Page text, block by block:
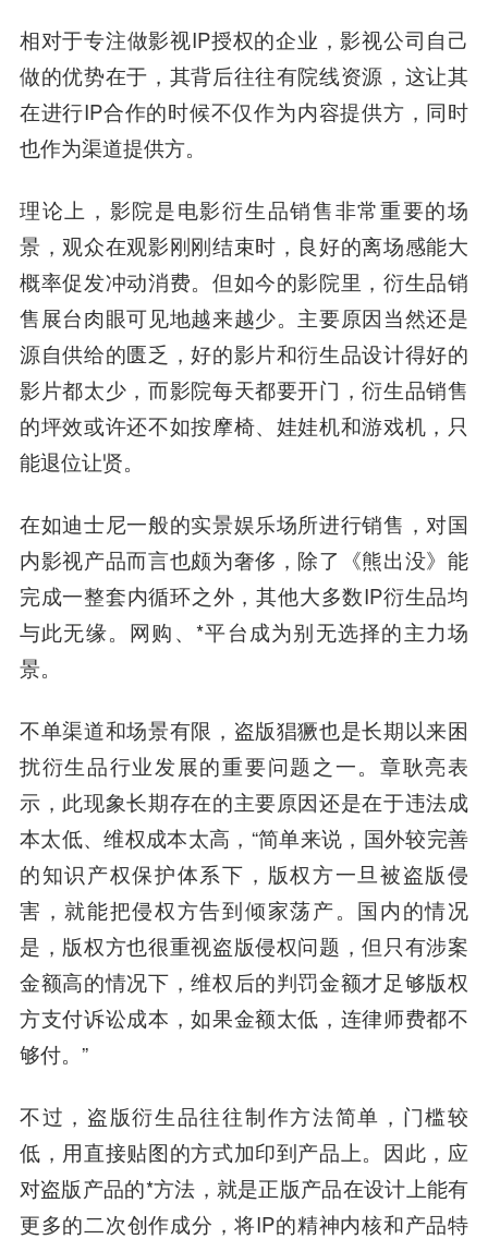
相对于专注做影视IP授权的企业，影视公司自己
做的优势在于，其背后往往有院线资源，这让其
在进行IP合作的时候不仅作为内容提供方，同时
也作为渠道提供方。
理论上，影院是电影衍生品销售非常重要的场
景，观众在观影刚刚结束时，良好的离场感能大
概率促发冲动消费。但如今的影院里，衍生品销
售展台肉眼可见地越来越少。主要原因当然还是
源自供给的匮乏，好的影片和衍生品设计得好的
影片都太少，而影院每天都要开门，衍生品销售
的坪效或许还不如按摩椅、娃娃机和游戏机，只
能退位让贤。
在如迪士尼一般的实景娱乐场所进行销售，对国
内影视产品而言也颇为奢侈，除了《熊出没》能
完成一整套内循环之外，其他大多数IP衍生品均
与此无缘。网购、*平台成为别无选择的主力场
景。
不单渠道和场景有限，盗版猖獗也是长期以来困
扰衍生品行业发展的重要问题之一。章耿亮表
示，此现象长期存在的主要原因还是在于违法成
本太低、维权成本太高，“简单来说，国外较完善
的知识产权保护体系下，版权方一旦被盗版侵
害，就能把侵权方告到倾家荡产。国内的情况
是，版权方也很重视盗版侵权问题，但只有涉案
金额高的情况下，维权后的判罚金额才足够版权
方支付诉讼成本，如果金额太低，连律师费都不
够付。”
不过，盗版衍生品往往制作方法简单，门槛较
低，用直接贴图的方式加印到产品上。因此，应
对盗版产品的*方法，就是正版产品在设计上能有
更多的二次创作成分，将IP的精神内核和产品特